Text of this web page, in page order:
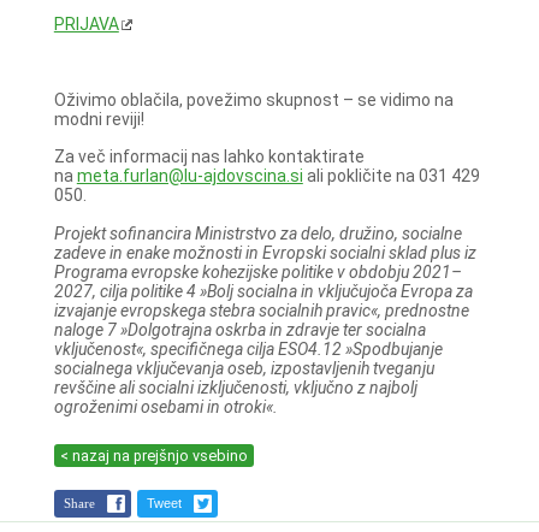
PRIJAVA
Oživimo oblačila, povežimo skupnost – se vidimo na
modni reviji!
Za več informacij nas lahko kontaktirate
nameta.furlan@lu-ajdovscina.si ali pokličite na 031 429
050.
Projekt sofinancira Ministrstvo za delo, družino, socialne
zadeve in enake možnosti in Evropski socialni sklad plus iz
Programa evropske kohezijske politike v obdobju 2021–
2027, cilja politike 4 »Bolj socialna in vključujoča Evropa za
izvajanje evropskega stebra socialnih pravic«, prednostne
naloge 7 »Dolgotrajna oskrba in zdravje ter socialna
vključenost«, specifičnega cilja ESO4.12 »Spodbujanje
socialnega vključevanja oseb, izpostavljenih tveganju
revščine ali socialni izključenosti, vključno z najbolj
ogroženimi osebami in otroki«.
< nazaj na prejšnjo vsebino
Share Tweet